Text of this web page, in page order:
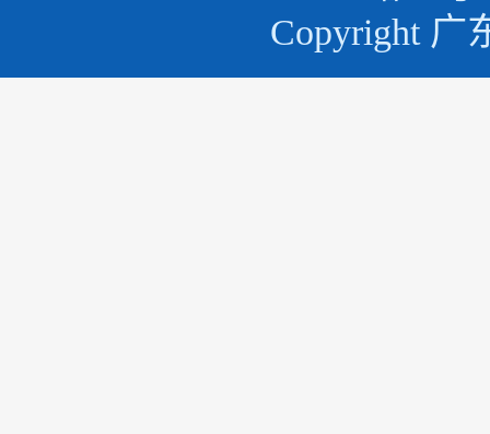
Copyright 广